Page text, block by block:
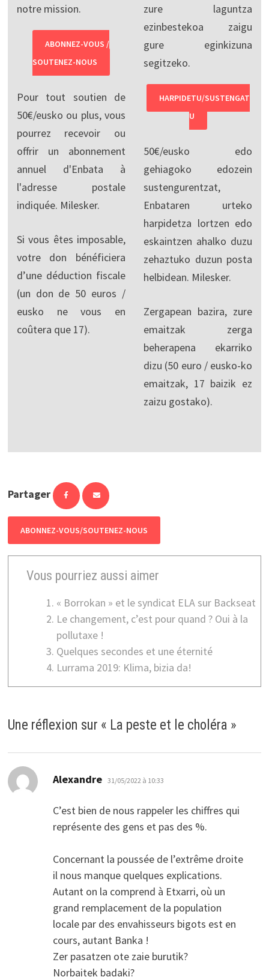
notre mission.
ABONNEZ-VOUS /
SOUTENEZ-NOUS
Pour tout soutien de
50€/eusko ou plus, vous
pourrez recevoir ou
offrir un abonnement
annuel d'Enbata à
l'adresse postale
indiquée. Milesker.
Si vous êtes imposable,
votre don bénéficiera
d’une déduction fiscale
(un don de 50 euros /
eusko ne vous en
coûtera que 17).
zure laguntza
ezinbestekoa zaigu
gure eginkizuna
segitzeko.
HARPIDETU/SUSTENGAT
U
50€/eusko edo
gehiagoko edozein
sustengurentzat,
Enbataren urteko
harpidetza lortzen edo
eskaintzen ahalko duzu
zehaztuko duzun posta
helbidean. Milesker.
Zergapean bazira, zure
emaitzak zerga
beherapena ekarriko
dizu (50 euro / eusko-ko
emaitzak, 17 baizik ez
zaizu gostako).
Partager
ABONNEZ-VOUS/SOUTENEZ-NOUS
Vous pourriez aussi aimer
« Borrokan » et le syndicat ELA sur Backseat
Le changement, c’est pour quand ? Oui à la
pollutaxe !
Quelques secondes et une éternité
Lurrama 2019: Klima, bizia da!
Une réflexion sur « La peste et le choléra »
Alexandre dit :
31/05/2022 à 10:33
C’est bien de nous rappeler les chiffres qui
représente des gens et pas des %.
Concernant la poussée de l’extrême droite
il nous manque quelques explications.
Autant on la comprend à Etxarri, où un
grand remplacement de la population
locale par des envahisseurs bigots est en
cours, autant Banka !
Zer pasatzen ote zaie burutik?
Norbaitek badaki?